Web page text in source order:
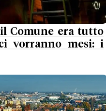
Comune era tutto
vorranno mesi: i